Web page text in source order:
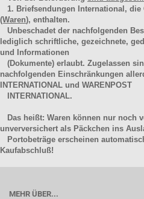
1. Briefsendungen International, die
(Waren), enthalten.
Unbeschadet der nachfolgenden
lediglich schriftliche, gezeichnete,
und Informationen
(Dokumente) erlaubt. Zugelassen
nachfolgenden Einschränkungen
INTERNATIONAL und WARENPOST
INTERNATIONAL.
Das heißt: Waren können nur noch
unverversichert als Päckchen ins
Portobeträge erscheinen
Kaufabschluß!
MEHR ÜBER...